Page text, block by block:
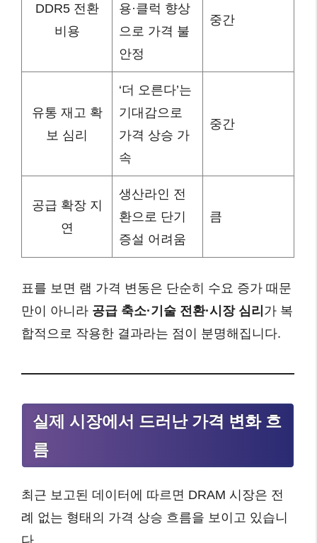
DDR5 전환
비용
용·클럭 향상
으로 가격 불
안정
중간
유통 재고 확
보 심리
‘더 오른다’는
기대감으로
가격 상승 가
속
중간
공급 확장 지
연
생산라인 전
환으로 단기
증설 어려움
큼
표를 보면 램 가격 변동은 단순히 수요 증가 때문
만이 아니라 공급 축소·기술 전환·시장 심리 가 복
합적으로 작용한 결과라는 점이 분명해집니다.
실제 시장에서 드러난 가격 변화 흐
름
최근 보고된 데이터에 따르면 DRAM 시장은 전
례 없는 형태의 가격 상승 흐름을 보이고 있습니
다.